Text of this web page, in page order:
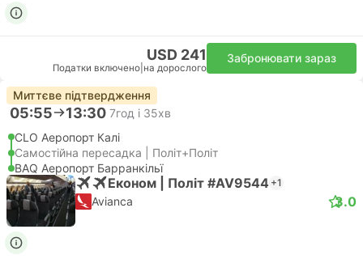
USD 241
Податки включено на дорослого
Забронювати зараз
Миттєве підтвердження
05:55 13:30 7год і 35хв
CLO Аеропорт Калі
Самостійна пересадка | Політ+Політ
BAQ Аеропорт Барранкільї
Економ | Політ #AV9544 +1
Avianca 3.0